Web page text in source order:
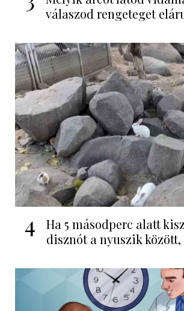
válaszod rengeteget
4
Ha 5 másodperc alatt
disznót a nyuszik